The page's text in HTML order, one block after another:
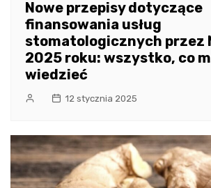
Nowe przepisy dotyczące
finansowania usług
stomatologicznych przez
2025 roku: wszystko, co
wiedzieć
12 stycznia 2025